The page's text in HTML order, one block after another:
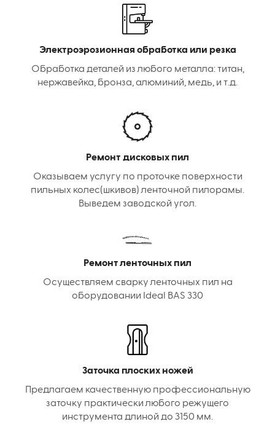
Электроэрозионная обработка или резка
Обработка деталей из любого металла: титан,
нержавейка, бронза, алюминий, медь, и т.д.
Ремонт дисковых пил
Оказываем услугу по проточке поверхности
пильных колес(шкивов) ленточной пилорамы.
Выведем заводской угол.
Ремонт ленточных пил
Осуществляем сварку ленточных пил на
оборудовании Ideal BAS 330
Заточка плоских ножей
Предлагаем качественную профессиональную
заточку практически любого режущего
инструмента длиной до 3150 мм.